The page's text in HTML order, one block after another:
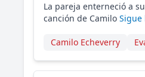
La pareja enterneció a
canción de Camilo Sigue
Camilo Echeverry